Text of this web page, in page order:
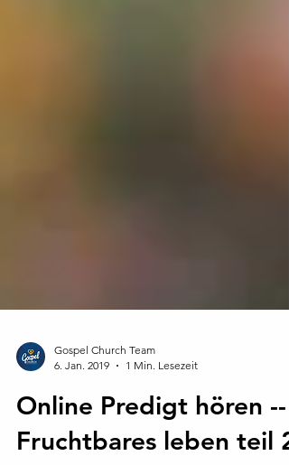
6. Jan. 2019
1 Min. Lesezeit
Online Predigt hören --